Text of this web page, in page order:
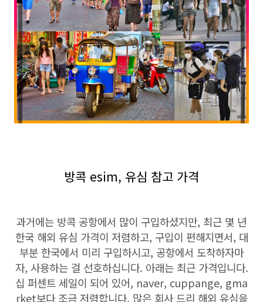
방콕 esim, 유심 참고 가격
과거에는 방콕 공항에서 많이 구입하셨지만, 최근 몇 년
한국 해외 유심 가격이 저렴하고, 구입이 편해지면서, 대
부분 한국에서 미리 구입하시고, 공항에서 도착하자마
자, 사용하는 걸 선호하십니다. 아래는 최근 가격입니다.
십 퍼센트 세일이 되어 있어, naver, cuppange, gma
rket보다 조금 저렴합니다. 많은 회사 드리 해외 유심을